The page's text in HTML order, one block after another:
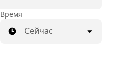
Время
Сейчас